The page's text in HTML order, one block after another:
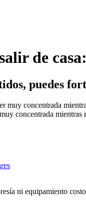
de
puedes
concentrada
ni equipamiento